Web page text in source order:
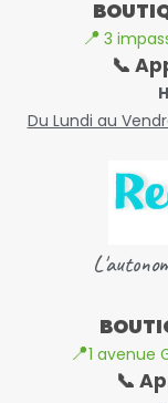
📍 3
📞
Du Lundi au
📍1 avenue
📞